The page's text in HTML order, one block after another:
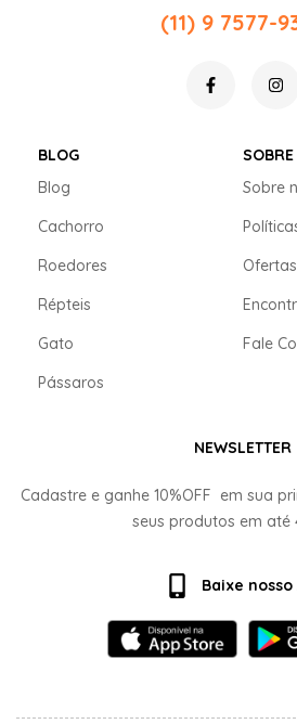
(11) 9 7577-
BLOG
Blog
Cachorro
Roedores
Répteis
Gato
Pássaros
Sobre
Fale
NEWSLETTER
Cadastre e ganhe 10%OFF em sua
seus produtos em até
Baixe nosso